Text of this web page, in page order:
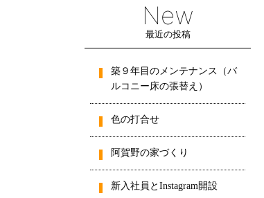
New
最近の投稿
築９年目のメンテナンス（バ
ルコニー床の張替え）
色の打合せ
阿賀野の家づくり
新入社員とInstagram開設